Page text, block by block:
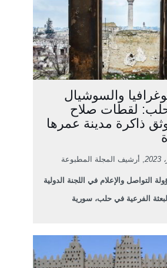
والسوشيال
لقطات صلاح
ذاكرة مدينة عمرها
, أرشيف المجلة المطبوعة
التواصل والإعلام في اللجنة الدولية
الفرعية في حلب، سورية